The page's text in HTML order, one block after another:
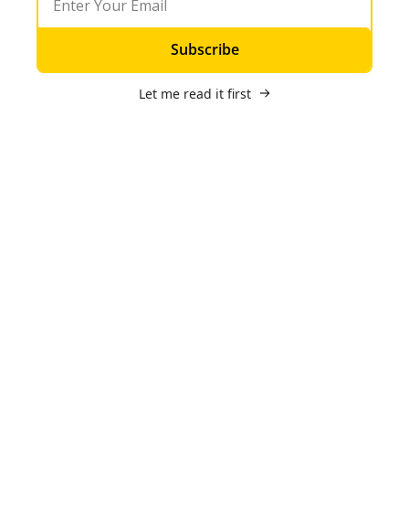
Subscribe
Let me read it first